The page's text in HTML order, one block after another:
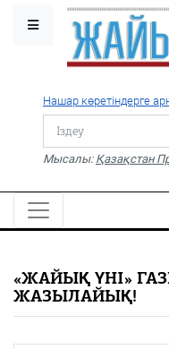
Қоғам
Дені сау ұлт
Спорт
Жалын
PDF
«Жайық үні» — 33
Каталог
Нашар көретіндерге
Мысалы: Қазақстан
«ЖАЙЫҚ ҮНІ»
ЖАЗЫЛАЙЫҚ!